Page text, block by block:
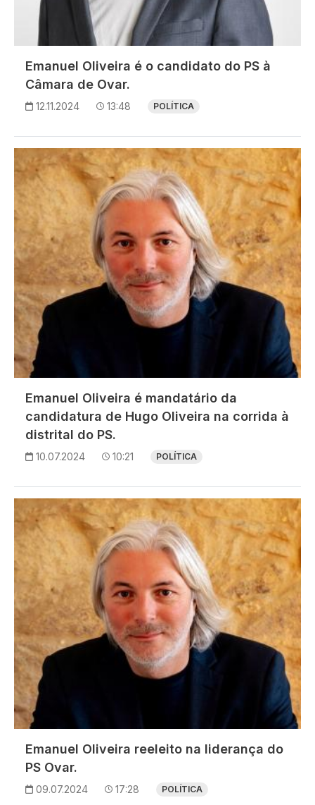
Emanuel Oliveira é o candidato do PS à
Câmara de Ovar.
12.11.2024 13:48 POLÍTICA
Imagem
Emanuel Oliveira é mandatário da
candidatura de Hugo Oliveira na corrida à
distrital do PS.
10.07.2024 10:21 POLÍTICA
Imagem
Emanuel Oliveira reeleito na liderança do
PS Ovar.
09.07.2024 17:28 POLÍTICA